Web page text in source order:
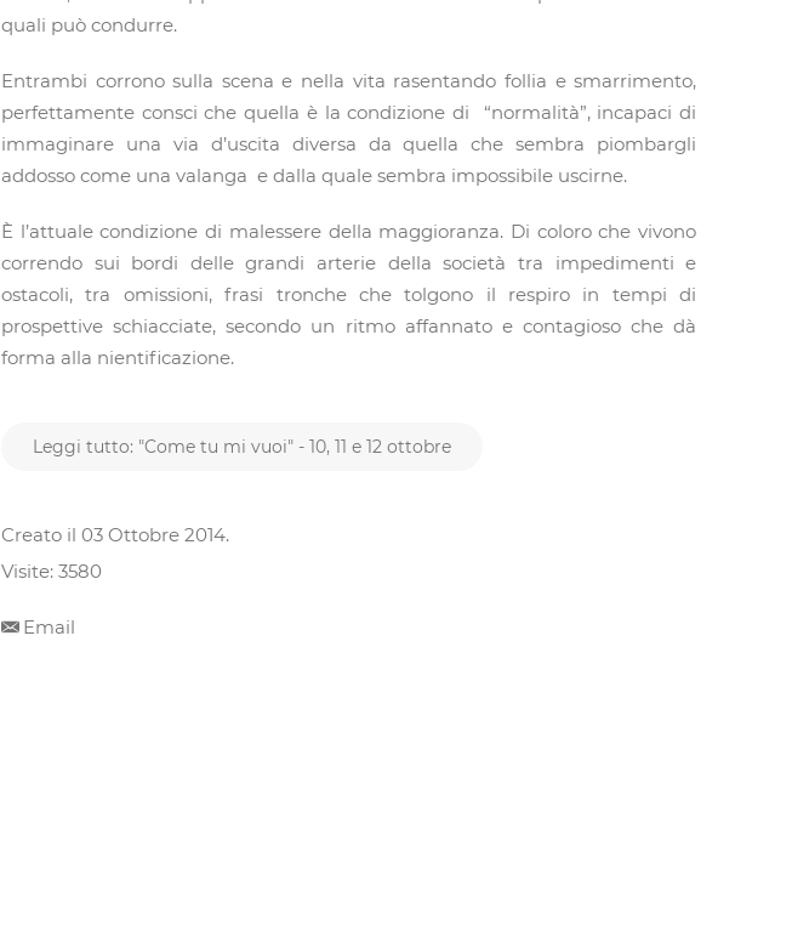
quali può condurre.
Entrambi corrono sulla scena e nella vita rasentando follia e smarrimento,
perfettamente consci che quella è la condizione di “normalità”, incapaci di
immaginare una via d’uscita diversa da quella che sembra piombargli
addosso come una valanga e dalla quale sembra impossibile uscirne.
È l’attuale condizione di malessere della maggioranza. Di coloro che vivono
correndo sui bordi delle grandi arterie della società tra impedimenti e
ostacoli, tra omissioni, frasi tronche che tolgono il respiro in tempi di
prospettive schiacciate, secondo un ritmo affannato e contagioso che dà
forma alla nientificazione.
Leggi tutto: "Come tu mi vuoi" - 10, 11 e 12 ottobre
Creato il 03 Ottobre 2014.
Visite: 3580
Email